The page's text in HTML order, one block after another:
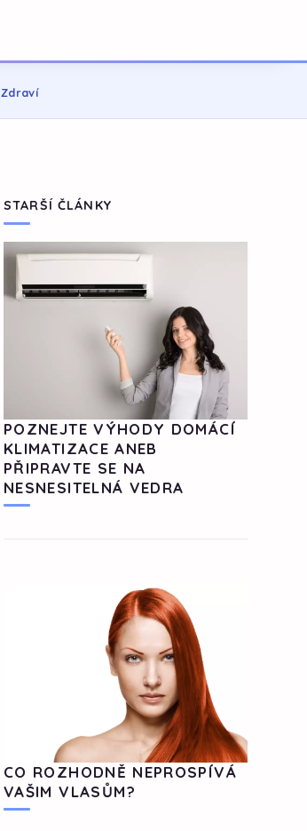
Zdraví
STARŠÍ ČLÁNKY
POZNEJTE VÝHODY DOMÁCÍ
KLIMATIZACE ANEB
PŘIPRAVTE SE NA
NESNESITELNÁ VEDRA
CO ROZHODNĚ NEPROSPÍVÁ
VAŠIM VLASŮM?